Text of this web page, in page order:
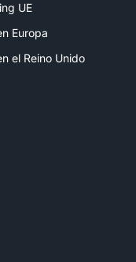
UE
Europa
el Reino Unido